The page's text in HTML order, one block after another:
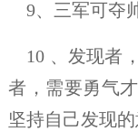
9、三军可夺
10 、发现者
者，需要勇气
坚持自己发现